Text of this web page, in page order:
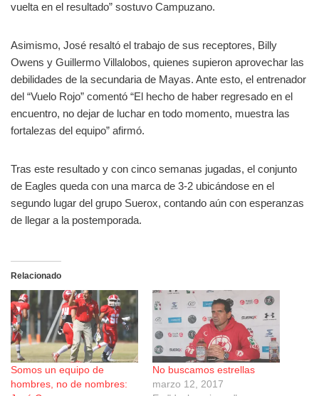
vuelta en el resultado” sostuvo Campuzano.
Asimismo, José resaltó el trabajo de sus receptores, Billy
Owens y Guillermo Villalobos, quienes supieron aprovechar las
debilidades de la secundaria de Mayas. Ante esto, el entrenador
del “Vuelo Rojo” comentó “El hecho de haber regresado en el
encuentro, no dejar de luchar en todo momento, muestra las
fortalezas del equipo” afirmó.
Tras este resultado y con cinco semanas jugadas, el conjunto
de Eagles queda con una marca de 3-2 ubicándose en el
segundo lugar del grupo Suerox, contando aún con esperanzas
de llegar a la postemporada.
Relacionado
Somos un equipo de
hombres, no de nombres:
No buscamos estrellas
marzo 12, 2017